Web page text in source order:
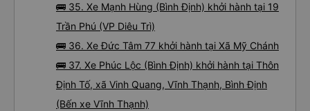
🚌 35. Xe Mạnh Hùng (Bình Định) khởi hành tại 19
Trần Phú (VP Diêu Trì)
🚌 36. Xe Đức Tâm 77 khởi hành tại Xã Mỹ Chánh
🚌 37. Xe Phúc Lộc (Bình Định) khởi hành tại Thôn
Định Tố, xã Vinh Quang, Vĩnh Thạnh, Bình Định
(Bến xe Vĩnh Thạnh)